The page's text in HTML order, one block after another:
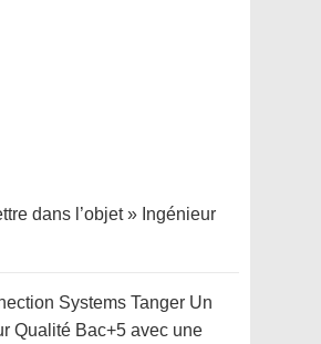
dans l’objet » Ingénieur
Systems Tanger Un
Qualité Bac+5 avec une